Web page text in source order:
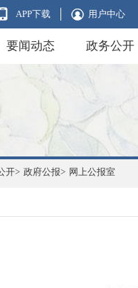
APP下载 用户中心
要闻动态 政务公开
开> 政府公报> 网上公报室